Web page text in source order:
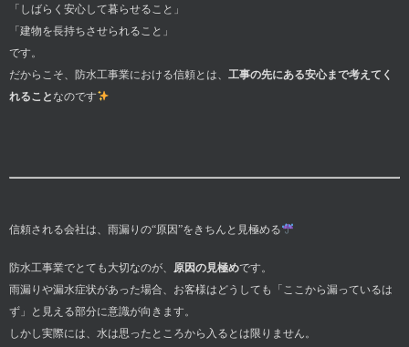
「しばらく安心して暮らせること」
「建物を長持ちさせられること」
です。
だからこそ、防水工事業における信頼とは、 工事の先にある安心まで考えてく
れること なのです
信頼される会社は、雨漏りの“原因”をきちんと見極める
防水工事業でとても大切なのが、 原因の見極めです。
雨漏りや漏水症状があった場合、お客様はどうしても「ここから漏っているは
ず」と見える部分に意識が向きます。
しかし実際には、水は思ったところから入るとは限りません。